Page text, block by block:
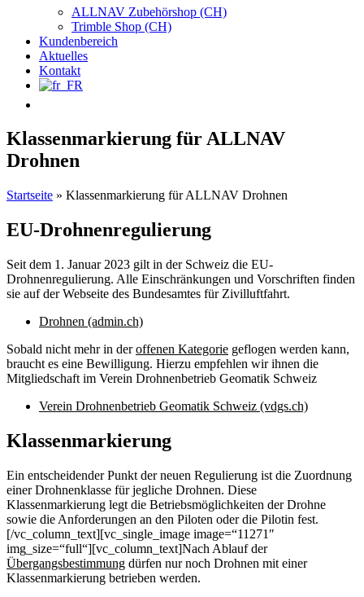
ALLNAV Zubehörshop (CH)
Trimble Shop (CH)
Kundenbereich
Aktuelles
Kontakt
Klassenmarkierung für ALLNAV
Drohnen
Startseite » Klassenmarkierung für ALLNAV Drohnen
EU-Drohnenregulierung
Seit dem 1. Januar 2023 gilt in der Schweiz die EU-
Drohnenregulierung. Alle Einschränkungen und Vorschriften finden
sie auf der Webseite des Bundesamtes für Zivilluftfahrt.
Drohnen (admin.ch)
Sobald nicht mehr in der offenen Kategorie geflogen werden kann,
braucht es eine Bewilligung. Hierzu empfehlen wir ihnen die
Mitgliedschaft im Verein Drohnenbetrieb Geomatik Schweiz
Verein Drohnenbetrieb Geomatik Schweiz (vdgs.ch)
Klassenmarkierung
Ein entscheidender Punkt der neuen Regulierung ist die Zuordnung
einer Drohnenklasse für jegliche Drohnen. Diese
Klassenmarkierung legt die Betriebsmöglichkeiten der Drohne
sowie die Anforderungen an den Piloten oder die Pilotin fest.
[/vc_column_text][vc_single_image image=“11271″
img_size=“full“][vc_column_text]Nach Ablauf der
Übergangsbestimmung dürfen nur noch Drohnen mit einer
Klassenmarkierung betrieben werden.